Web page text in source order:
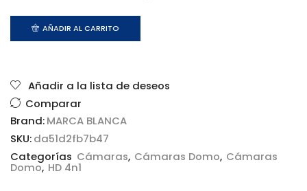
AÑADIR AL CARRITO
Añadir a la lista de deseos
Comparar
Brand:MARCA BLANCA
SKU:da51d2fb7b47
Categorías Cámaras, Cámaras Domo, Cámaras
Domo, HD 4n1